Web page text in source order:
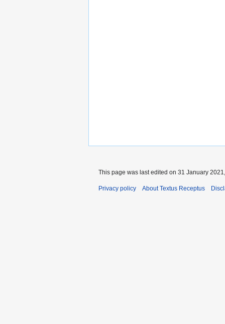
This page was last edited on 31 January
Privacy policy About Textus Receptus